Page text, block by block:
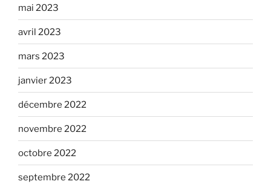
mai 2023
avril 2023
mars 2023
janvier 2023
décembre 2022
novembre 2022
octobre 2022
septembre 2022